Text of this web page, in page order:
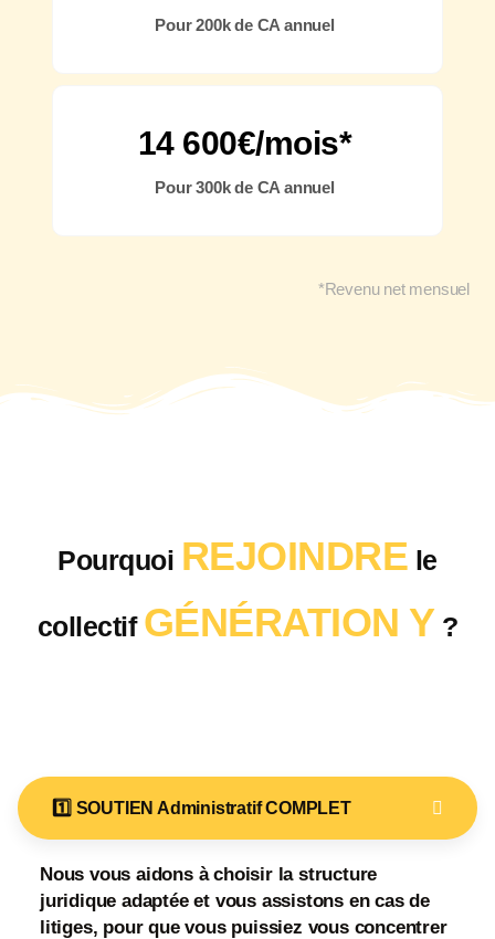
Pour 200k de CA annuel
14 600€/mois*
Pour 300k de CA annuel
*Revenu net mensuel
Pourquoi REJOINDRE le
collectif GÉNÉRATION Y ?
1️⃣ SOUTIEN Administratif COMPLET
Nous vous aidonsà choisir lastructure
juridique adaptéeet vous assistons en cas de
litiges, pour que vous puissiez vous concentrer